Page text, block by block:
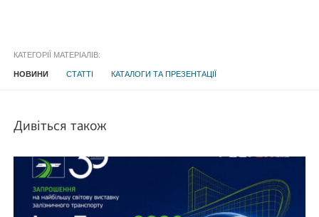
КАТЕГОРІЇ МАТЕРІАЛІВ:
НОВИНИ СТАТТІ КАТАЛОГИ ТА ПРЕЗЕНТАЦІЇ
Дивіться також